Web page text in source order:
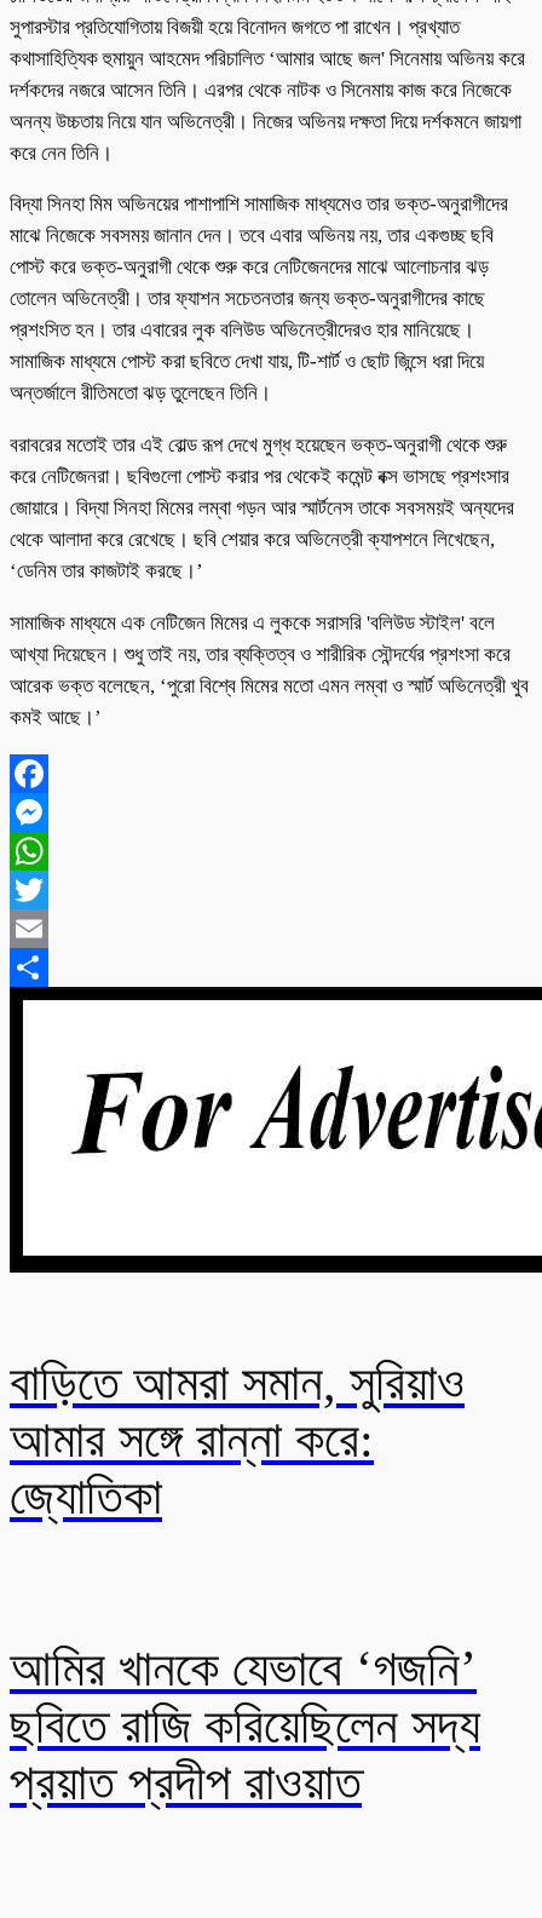
সুপারস্টার প্রতিযোগিতায় বিজয়ী হয়ে বিনোদন জগতে পা রাখেন। প্রখ্যাত
কথাসাহিত্যিক হুমায়ুন আহমেদ পরিচালিত ‘আমার আছে জল' সিনেমায় অভিনয় করে
দর্শকদের নজরে আসেন তিনি। এরপর থেকে নাটক ও সিনেমায় কাজ করে নিজেকে
অনন্য উচ্চতায় নিয়ে যান অভিনেত্রী। নিজের অভিনয় দক্ষতা দিয়ে দর্শকমনে জায়গা
করে নেন তিনি।
বিদ্যা সিনহা মিম অভিনয়ের পাশাপাশি সামাজিক মাধ্যমেও তার ভক্ত-অনুরাগীদের
মাঝে নিজেকে সবসময় জানান দেন। তবে এবার অভিনয় নয়, তার একগুচ্ছ ছবি
পোস্ট করে ভক্ত-অনুরাগী থেকে শুরু করে নেটিজেনদের মাঝে আলোচনার ঝড়
তোলেন অভিনেত্রী। তার ফ্যাশন সচেতনতার জন্য ভক্ত-অনুরাগীদের কাছে
প্রশংসিত হন। তার এবারের লুক বলিউড অভিনেত্রীদেরও হার মানিয়েছে।
সামাজিক মাধ্যমে পোস্ট করা ছবিতে দেখা যায়, টি-শার্ট ও ছোট জিন্সে ধরা দিয়ে
অন্তর্জালে রীতিমতো ঝড় তুলেছেন তিনি।
বরাবরের মতোই তার এই বোল্ড রূপ দেখে মুগ্ধ হয়েছেন ভক্ত-অনুরাগী থেকে শুরু
করে নেটিজেনরা। ছবিগুলো পোস্ট করার পর থেকেই কমেন্ট বক্স ভাসছে প্রশংসার
জোয়ারে। বিদ্যা সিনহা মিমের লম্বা গড়ন আর স্মার্টনেস তাকে সবসময়ই অন্যদের
থেকে আলাদা করে রেখেছে। ছবি শেয়ার করে অভিনেত্রী ক্যাপশনে লিখেছেন,
‘ডেনিম তার কাজটাই করছে।’
সামাজিক মাধ্যমে এক নেটিজেন মিমের এ লুককে সরাসরি 'বলিউড স্টাইল' বলে
আখ্যা দিয়েছেন। শুধু তাই নয়, তার ব্যক্তিত্ব ও শারীরিক সৌন্দর্যের প্রশংসা করে
আরেক ভক্ত বলেছেন, ‘পুরো বিশ্বে মিমের মতো এমন লম্বা ও স্মার্ট অভিনেত্রী খুব
কমই আছে।’
Facebook
Messenger
WhatsApp
Twitter
Email
Share
বাড়িতে আমরা সমান, সুরিয়াও
আমার সঙ্গে রান্না করে:
জ্যোতিকা
আমির খানকে যেভাবে ‘গজনি’
ছবিতে রাজি করিয়েছিলেন সদ্য
প্রয়াত প্রদীপ রাওয়াত